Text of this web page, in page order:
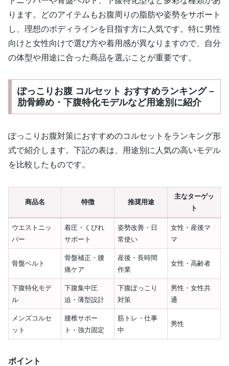
ります。どのアイテムもお腹周りの脂肪や姿勢をサポート
し、理想のボディラインを目指す方に人気です。特に男性
向けと女性向けで選び方や着用感が異なりますので、自分
の体型や用途に合った商品を選ぶことが重要です。
ぽっこりお腹 コルセット おすすめランキング –
肋骨締め・下腹特化モデルなど用途別に紹介
ぽっこりお腹対策におすすめのコルセットをランキング形
式で紹介します。下記の表は、用途別に人気の高いモデル
を比較したものです。
商品名 特徴 推奨用途
主なターゲッ
ト
ウエストニッ
パー
着圧・くびれ
サポート
姿勢改善・日
常使い
女性・産後マ
マ
骨盤ベルト
骨盤補正・腰
痛ケア
産後・長時間
作業
女性・高齢者
下腹特化モデ
ル
下腹集中圧
迫・薄型設計
下腹ぽっこり
対策
男性・女性共
通
メンズコルセ
ット
腰椎サポー
ト・強力固定
筋トレ・仕事
中
男性
ポイント